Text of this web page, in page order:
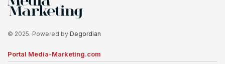
© 2025. Powered by Degordian
Portal Media-Marketing.com